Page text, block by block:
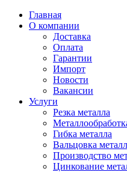
Главная
О компании
Доставка
Оплата
Гарантии
Импорт
Новости
Вакансии
Услуги
Резка металла
Гибка металла
Вальцовка
Производство
Цинкование